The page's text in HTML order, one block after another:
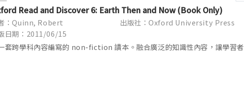
Read and Discover 6: Earth Then and Now (Book Only)
：Quinn, Robert
出版社：Oxford University Press
日期：2011/06/15
套跨學科內容編寫的 non-fiction 讀本。融合廣泛的知識性內容，讓學習者